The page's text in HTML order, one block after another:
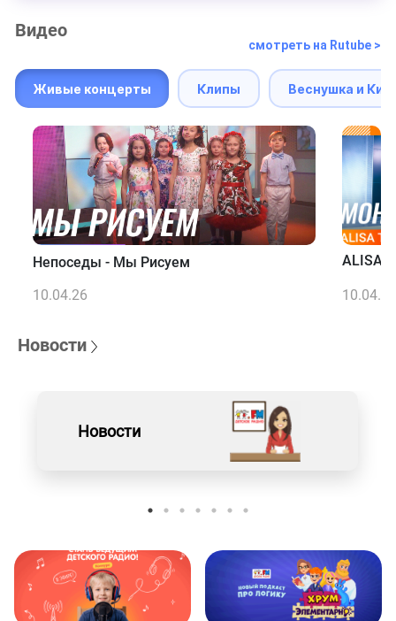
Видео
смотреть на Rutube >
Живые концерты Клипы Веснушка и
Непоседы - Мы Рисуем
10.04.26
ALISA
10.04.26
Новости
Новости